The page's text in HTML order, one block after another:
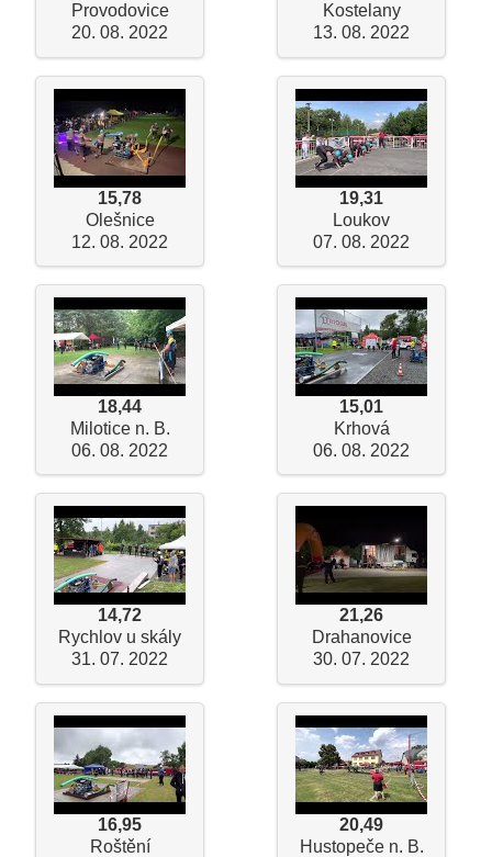
Provodovice
20. 08. 2022
Kostelany
13. 08. 2022
15,78
Olešnice
12. 08. 2022
19,31
Loukov
07. 08. 2022
18,44
Milotice n. B.
06. 08. 2022
15,01
Krhová
06. 08. 2022
14,72
Rychlov u skály
31. 07. 2022
21,26
Drahanovice
30. 07. 2022
16,95
Roštění
20,49
Hustopeče n. B.